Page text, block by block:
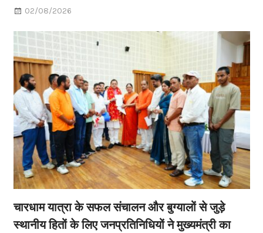
02/08/2026
चारधाम यात्रा के सफल संचालन और बुग्यालों से जुड़े
स्थानीय हितों के लिए जनप्रतिनिधियों ने मुख्यमंत्री का